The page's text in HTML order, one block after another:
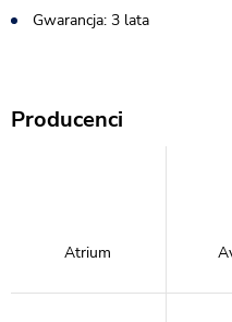
Gwarancja: 3 lata
Producenci
Atrium